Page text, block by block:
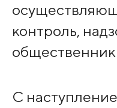
контроль,
С